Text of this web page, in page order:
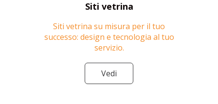
Siti vetrina
Siti vetrina su misura per il tuo
successo: design e tecnologia al tuo
servizio.
Vedi